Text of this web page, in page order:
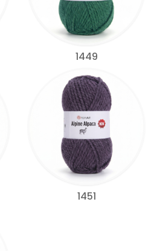
1449
1451